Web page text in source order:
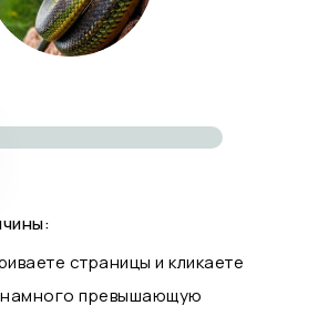
страницы и кликаете
превышающую